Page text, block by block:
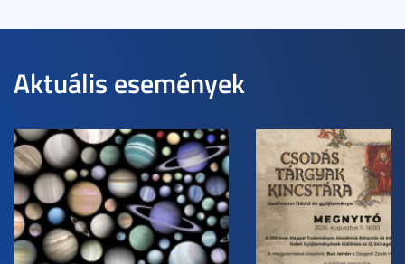
Aktuális események